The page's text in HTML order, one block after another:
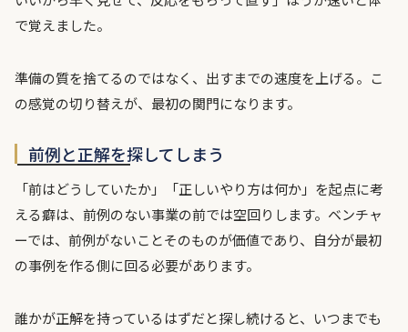
で覚えました。
準備の質を捨てるのではなく、出すまでの速度を上げる。こ
の感覚の切り替えが、最初の関門になります。
前例と正解を探してしまう
「前はどうしていたか」「正しいやり方は何か」を起点に考
える癖は、前例のない事業の前では空回りします。ベンチャ
ーでは、前例がないことそのものが価値であり、自分が最初
の事例を作る側に回る必要があります。
誰かが正解を持っているはずだと探し続けると、いつまでも